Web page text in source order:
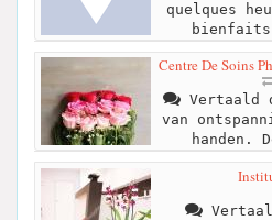
quelques
Centre De Soins
Vertaald
van
handen.